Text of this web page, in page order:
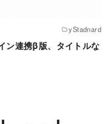
yStadnard
連携β版、タイトルな